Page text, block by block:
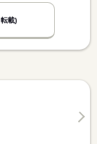
載)